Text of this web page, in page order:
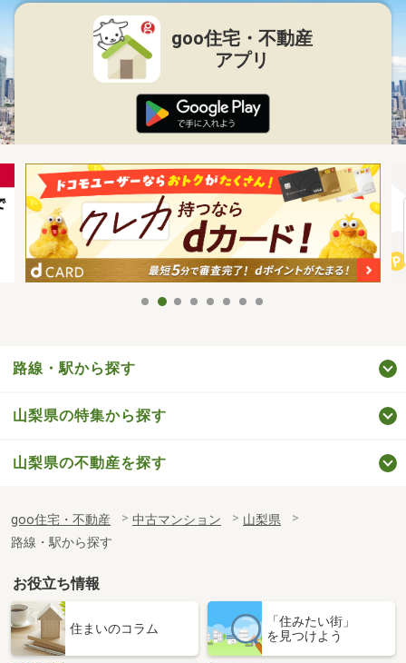
goo住宅・不動産
アプリ
路線・駅から探す
山梨県の特集から探す
山梨県の不動産を探す
goo住宅・不動産 中古マンション
山梨県
路線・駅から探す
お役立ち情報
住まいのコラム
「住みたい街」
を見つけよう